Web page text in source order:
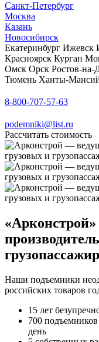
Санкт-Петербург
Москва
Казань
Новосибирск
Екатеринбург Ижевск
Красноярск Курган
Омск Орск Ростов-на-
Тюмень Ханты-
8-800-707-57-63
podemniki@list.ru
Рассчитать стоимость
Наши подъемники
российских товаров
15 лет
700 подъемников
день